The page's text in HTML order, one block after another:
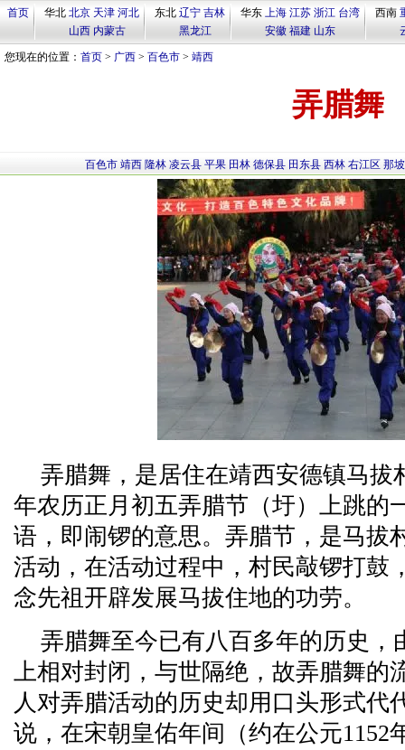
首页 华北 北京 天津 河北
山西 内蒙古
东北 辽宁 吉林
黑龙江
华东 上海 江苏 浙江 台湾
安徽 福建 山东
西南
您现在的位置： 首页 > 广西 > 百色市 > 靖西
弄腊舞
百色市 靖西 隆林 凌云县 平果 田林 德保县 田东县 西林 右江区 那
弄腊舞，是居住在靖西安德镇马拔
年农历正月初五弄腊节（圩）上跳的
语，即闹锣的意思。弄腊节，是马拔
活动，在活动过程中，村民敲锣打鼓
念先祖开辟发展马拔住地的功劳。
弄腊舞至今已有八百多年的历史，
上相对封闭，与世隔绝，故弄腊舞的
人对弄腊活动的历史却用口头形式代
说，在宋朝皇佑年间（约在公元1152